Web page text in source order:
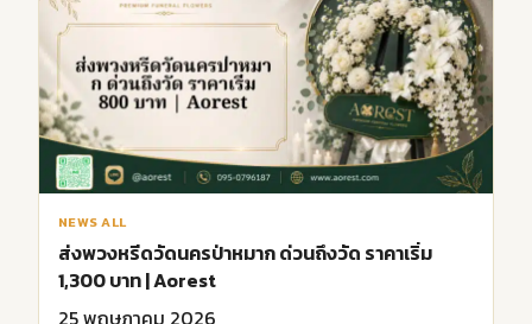
NEWS ALL
ส่งพวงหรีดวัดนครป่าหมาก ด่วนถึงวัด ราคาเริ่ม
1,300 บาท | Aorest
25 พฤษภาคม 2026